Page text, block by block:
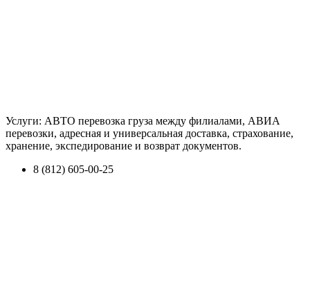
Услуги: АВТО перевозка груза между филиалами, АВИА
перевозки, адресная и универсальная доставка, страхование,
хранение, экспедирование и возврат документов.
8 (812) 605-00-25